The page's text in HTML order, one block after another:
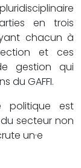
en trois
chacun à
et ces
gestion qui
du GAFFI.
politique est
secteur non
un·e